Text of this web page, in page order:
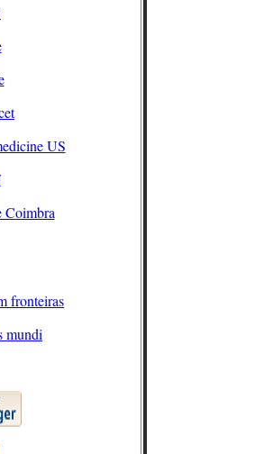
US
Coimbra
fronteiras
mundi